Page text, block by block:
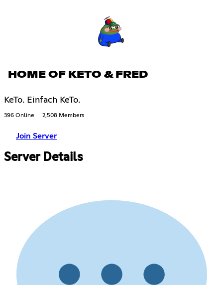
HOME OF KETO & FRED
KeTo. Einfach KeTo.
396 Online 2,508 Members
Join Server
Server Details